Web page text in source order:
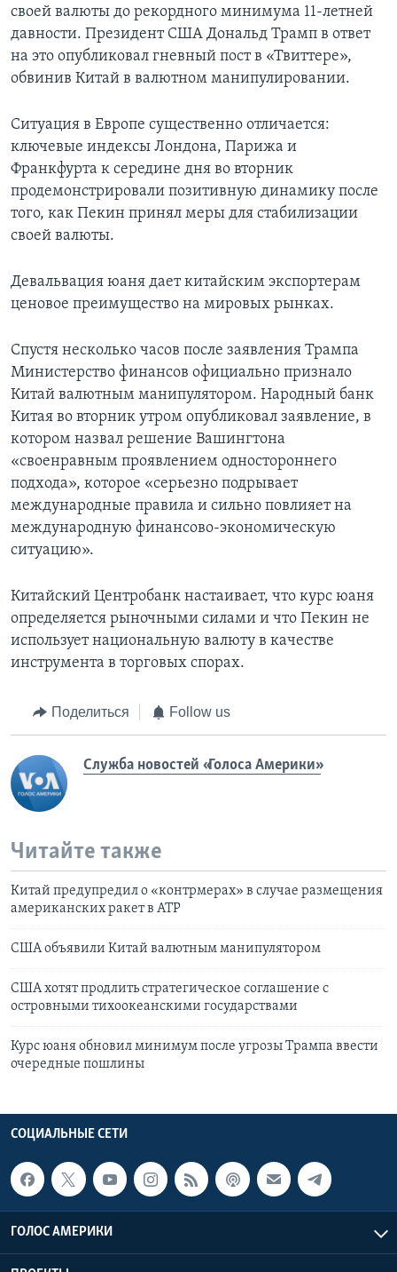
своей валюты до рекордного минимума 11-летней
давности. Президент США Дональд Трамп в ответ
на это опубликовал гневный пост в «Твиттере»,
обвинив Китай в валютном манипулировании.
Ситуация в Европе существенно отличается:
ключевые индексы Лондона, Парижа и
Франкфурта к середине дня во вторник
продемонстрировали позитивную динамику после
того, как Пекин принял меры для стабилизации
своей валюты.
Девальвация юаня дает китайским экспортерам
ценовое преимущество на мировых рынках.
Спустя несколько часов после заявления Трампа
Министерство финансов официально признало
Китай валютным манипулятором. Народный банк
Китая во вторник утром опубликовал заявление, в
котором назвал решение Вашингтона
«своенравным проявлением одностороннего
подхода», которое «серьезно подрывает
международные правила и сильно повлияет на
международную финансово-экономическую
ситуацию».
Китайский Центробанк настаивает, что курс юаня
определяется рыночными силами и что Пекин не
использует национальную валюту в качестве
инструмента в торговых спорах.
Поделиться Follow us
Служба новостей «Голоса Америки»
Читайте также
Китай предупредил о «контрмерах» в случае размещения
американских ракет в АТР
США объявили Китай валютным манипулятором
США хотят продлить стратегическое соглашение с
островными тихоокеанскими государствами
Курс юаня обновил минимум после угрозы Трампа ввести
очередные пошлины
СОЦИАЛЬНЫЕ СЕТИ
ГОЛОС АМЕРИКИ